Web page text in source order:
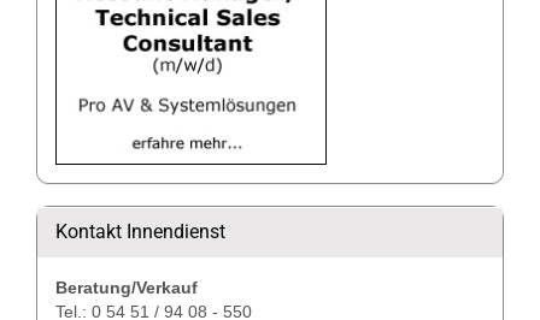
Kontakt Innendienst
Beratung/Verkauf
Tel.: 0 54 51 / 94 08 - 550